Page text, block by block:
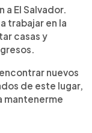
a El Salvador.
trabajar en la
casas y
nuevos
de este lugar,
mantenerme